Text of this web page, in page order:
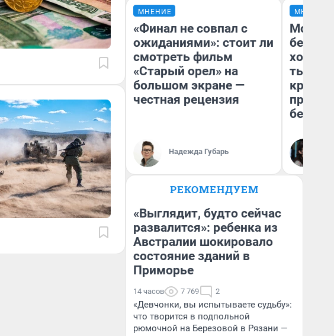
МНЕНИЕ
«Финал не совпал с
ожиданиями»: стоит ли
смотреть фильм
«Старый орел» на
большом экране —
честная рецензия
Надежда Губарь
МНЕНИЕ
Мой
хотела
тысяч,
РЕКОМЕНДУЕМ
«Выглядит, будто сейчас
развалится»: ребенка из
Австралии шокировало
состояние зданий в
Приморье
14 часов 7 769 2
«Девчонки, вы испытываете судьбу»:
что творится в подпольной
рюмочной на Березовой в Рязани —